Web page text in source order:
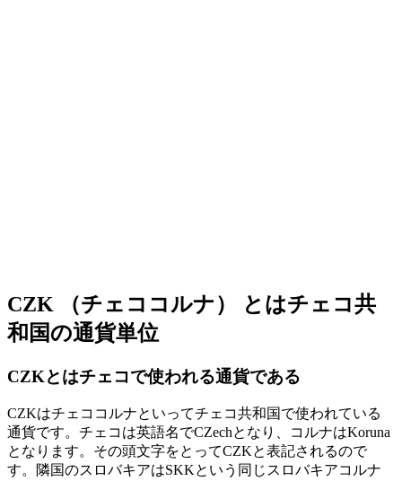
CZK （チェココルナ） とはチェコ共
和国の通貨単位
CZKとはチェコで使われる通貨である
CZKはチェココルナといってチェコ共和国で使われている
通貨です。チェコは英語名でCZechとなり、コルナはKoruna
となります。その頭文字をとってCZKと表記されるので
す。隣国のスロバキアはSKKという同じスロバキアコルナ